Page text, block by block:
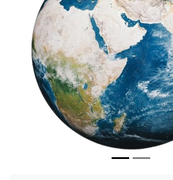
Vorige